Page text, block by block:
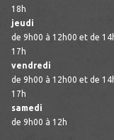
18h
jeudi
de 9h00 à 12h00 et de
17h
vendredi
de 9h00 à 12h00 et de
17h
samedi
de 9h00 à 12h